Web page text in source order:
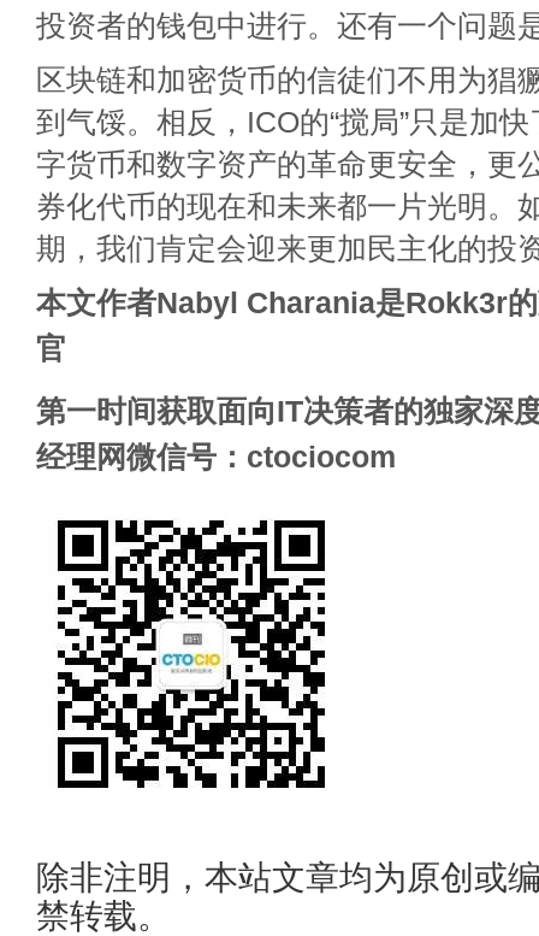
投资者的钱包中进行。还有一个问题
区块链和加密货币的信徒们不用为猖
到气馁。相反，ICO的“搅局”只是加
字货币和数字资产的革命更安全，更
券化代币的现在和未来都一片光明。
期，我们肯定会迎来更加民主化的投
本文作者Nabyl Charania是Rokk3r
官
第一时间获取面向IT决策者的独家深
经理网微信号：ctociocom
除非注明，本站文章均为原创或
禁转载。